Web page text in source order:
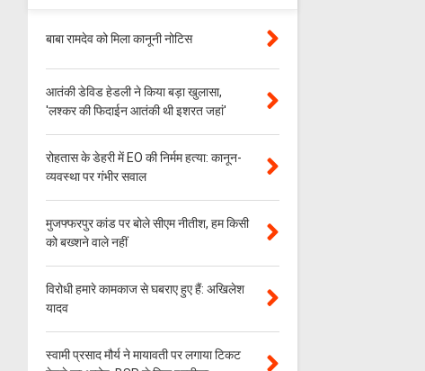
बाबा रामदेव को मिला कानूनी नोटिस
आतंकी डेविड हेडली ने किया बड़ा खुलासा,
'लश्‍कर की फिदाईन आतंकी थी इशरत जहां'
रोहतास के डेहरी में EO की निर्मम हत्या: कानून-
व्यवस्था पर गंभीर सवाल
मुजफ्फरपुर कांड पर बोले सीएम नीतीश, हम किसी
को बख्शने वाले नहीं
विरोधी हमारे कामकाज से घबराए हुए हैं: अखिलेश
यादव
स्वामी प्रसाद मौर्य ने मायावती पर लगाया टिकट